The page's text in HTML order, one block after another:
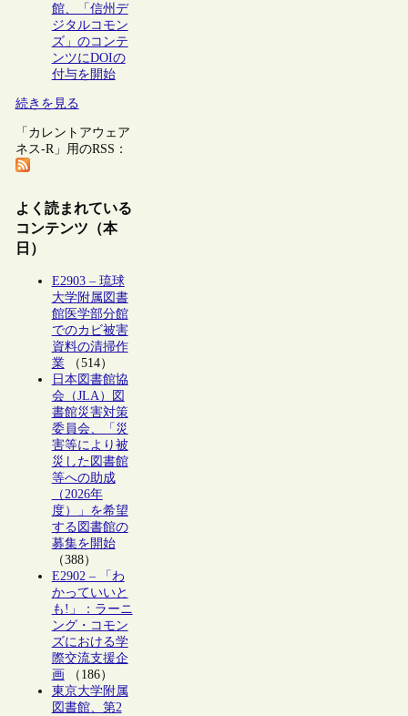
館、「信州デ
ジタルコモン
ズ」のコンテ
ンツにDOIの
付与を開始
続きを見る
「カレントアウェア
ネス-R」用のRSS：
よく読まれている
コンテンツ（本
日）
E2903 – 琉球
大学附属図書
館医学部分館
でのカビ被害
資料の清掃作
業（514）
日本図書館協
会（JLA）図
書館災害対策
委員会、「災
害等により被
災した図書館
等への助成
（2026年
度）」を希望
する図書館の
募集を開始
（388）
E2902 – 「わ
かっていいと
も!」：ラーニ
ング・コモン
ズにおける学
際交流支援企
画 （186）
東京大学附属
図書館、第2